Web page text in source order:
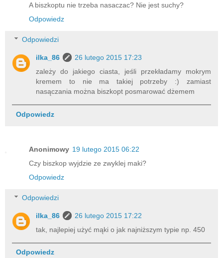
A biszkoptu nie trzeba nasaczac? Nie jest suchy?
Odpowiedz
Odpowiedzi
ilka_86
26 lutego 2015 17:23
zależy do jakiego ciasta, jeśli przekładamy mokrym
kremem to nie ma takiej potrzeby :) zamiast
nasączania można biszkopt posmarować dżemem
Odpowiedz
Anonimowy 19 lutego 2015 06:22
Czy biszkop wyjdzie ze zwyklej maki?
Odpowiedz
Odpowiedzi
ilka_86
26 lutego 2015 17:22
tak, najlepiej użyć mąki o jak najniższym typie np. 450
Odpowiedz